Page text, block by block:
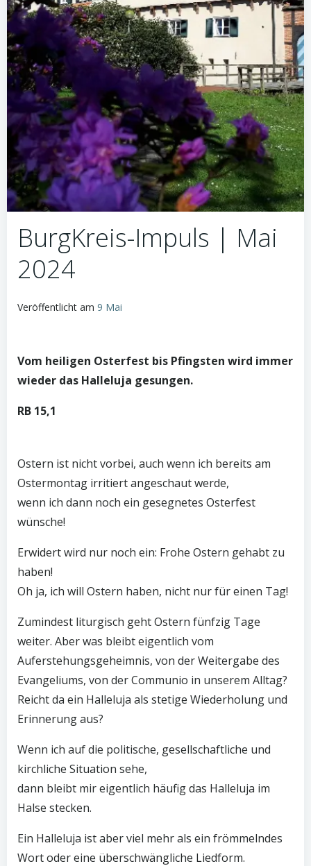
BurgKreis-Impuls | Mai
2024
Veröffentlicht am 9 Mai
Vom heiligen Osterfest bis Pfingsten wird immer
wieder das Halleluja gesungen.
RB 15,1
Ostern ist nicht vorbei, auch wenn ich bereits am
Ostermontag irritiert angeschaut werde,
wenn ich dann noch ein gesegnetes Osterfest
wünsche!
Erwidert wird nur noch ein: Frohe Ostern gehabt zu
haben!
Oh ja, ich will Ostern haben, nicht nur für einen Tag!
Zumindest liturgisch geht Ostern fünfzig Tage
weiter. Aber was bleibt eigentlich vom
Auferstehungsgeheimnis, von der Weitergabe des
Evangeliums, von der Communio in unserem Alltag?
Reicht da ein Halleluja als stetige Wiederholung und
Erinnerung aus?
Wenn ich auf die politische, gesellschaftliche und
kirchliche Situation sehe,
dann bleibt mir eigentlich häufig das Halleluja im
Halse stecken.
Ein Halleluja ist aber viel mehr als ein frömmelndes
Wort oder eine überschwängliche Liedform.